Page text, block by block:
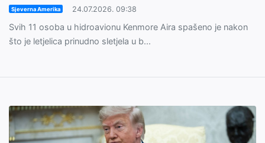
Sjeverna Amerika 24.07.2026. 09:38
Svih 11 osoba u hidroavionu Kenmore Aira spašeno je nakon
što je letjelica prinudno sletjela u b...